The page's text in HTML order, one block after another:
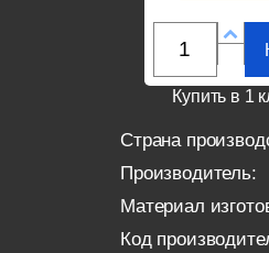
Купить в 1
Страна
Производитель:
Материал
Код